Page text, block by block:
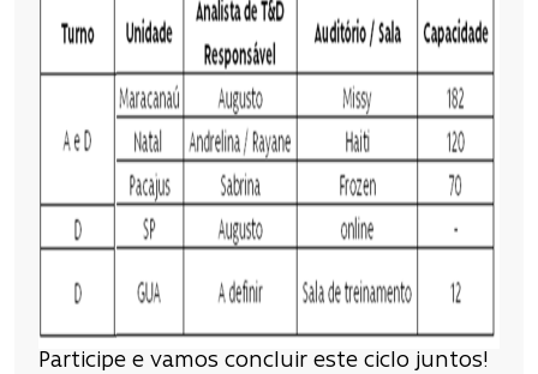
Participe e vamos concluir este ciclo juntos!